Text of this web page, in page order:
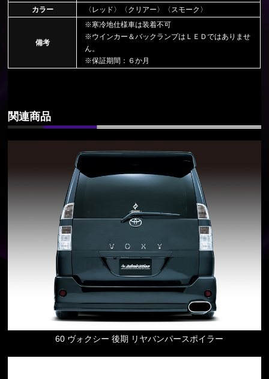
カラー
〈レッド〉〈クリアー〉〈スモーク〉
備考
※寒冷地仕様車は装着不可
※ウインカー＆バックランプはＬＥＤではありませ
ん。
※保証期間：６か月
関連商品
60 ヴォクシー 後期 リヤバンパースポイラー